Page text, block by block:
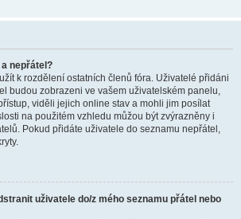
nepřátel?
k rozdělení ostatních členů fóra. Uživatelé přidáni
budou zobrazeni ve vašem uživatelském panelu,
viděli jejich online stav a mohli jim posílat
na použitém vzhledu můžou být zvýrazněny i
Pokud přidáte uživatele do seznamu nepřátel,
uživatele do/z mého seznamu přátel nebo